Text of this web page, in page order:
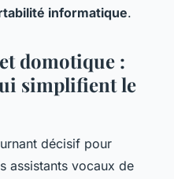
informatique.
domotique :
simplifient le
décisif pour
assistants vocaux de